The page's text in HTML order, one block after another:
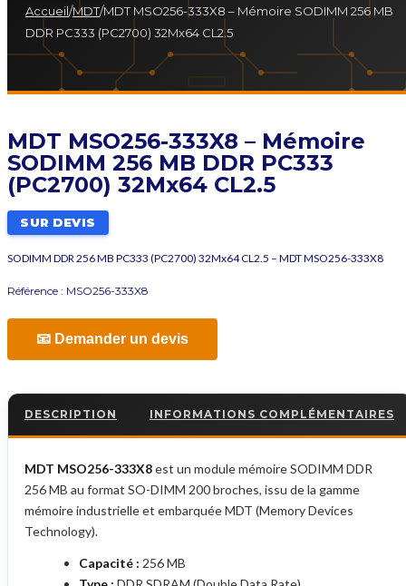
Accueil/MDT/MDT MSO256-333X8 – Mémoire SODIMM 256 MB
DDR PC333 (PC2700) 32Mx64 CL2.5
MDT MSO256-333X8 – Mémoire
SODIMM 256 MB DDR PC333
(PC2700) 32Mx64 CL2.5
SUR DEVIS
SODIMM DDR 256 MB PC333 (PC2700) 32Mx64 CL2.5 – MDT MSO256-333X8
Référence : MSO256-333X8
📧 Demander un devis
DESCRIPTION INFORMATIONS COMPLÉMENTAIRES
MDT MSO256-333X8est un module mémoire SODIMM DDR
256 MB au format SO-DIMM 200 broches, issu de la gamme
mémoire industrielle et embarquée MDT (Memory Devices
Technology).
Capacité : 256 MB